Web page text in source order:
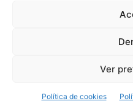
Ver
Política de cookies